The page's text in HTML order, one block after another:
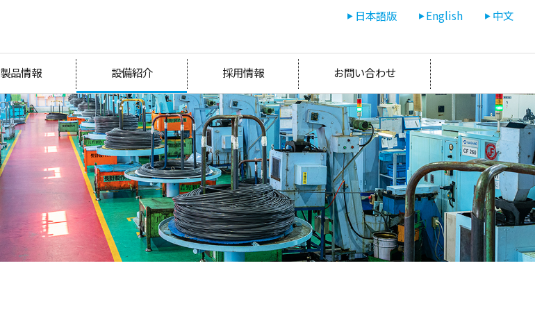
日本語版 English 中文
製品情報 設備紹介 採用情報 お問い合わせ